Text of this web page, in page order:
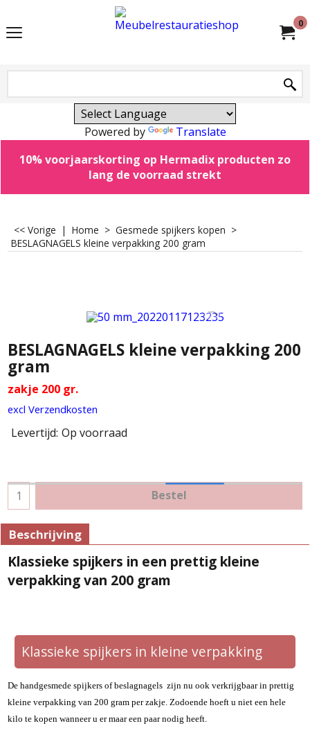
0
Powered by
Translate
10% voorjaarskorting op Hermadix producten zo
lang de voorraad strekt
<< Vorige | Home > Gesmede spijkers kopen >
BESLAGNAGELS kleine verpakking 200 gram
BESLAGNAGELS kleine verpakking 200
gram
zakje 200 gr.
excl Verzendkosten
Levertijd: Op voorraad
Bestel
Beschrijving
Klassieke spijkers in een prettig kleine
verpakking van 200 gram
Klassieke spijkers in kleine verpakking
De handgesmede spijkers of beslagnagels zijn nu ook verkrijgbaar in prettig
kleine verpakking van 200 gram per zakje. Zodoende hoeft u niet een hele
kilo te kopen wanneer u er maar een paar nodig heeft.